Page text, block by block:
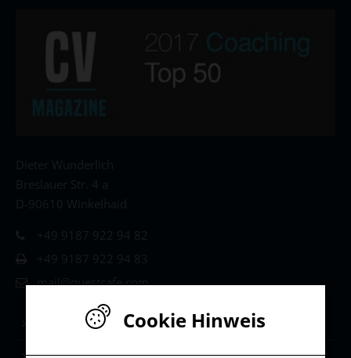
mail@questcafe.com
Life & Leadership CoachingCookie Hinweis